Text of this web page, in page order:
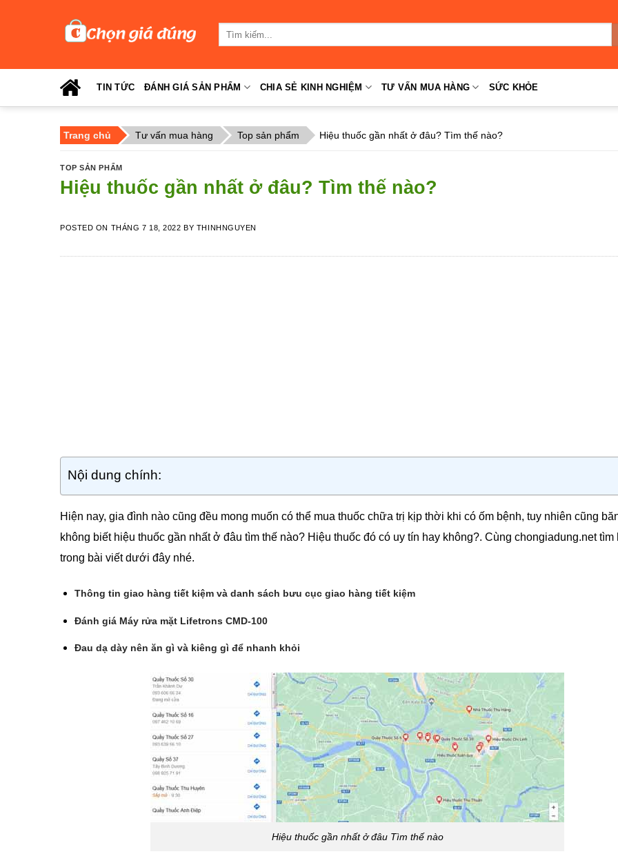
TIN TỨC ĐÁNH GIÁ SẢN PHẨM CHIA SẺ KINH NGHIỆM TƯ VẤN MUA HÀNG SỨC KHỎE
Trang chủ Tư vấn mua hàng Top sản phẩm Hiệu thuốc gần nhất ở đâu? Tìm thế nào?
TOP SẢN PHẨM
Hiệu thuốc gần nhất ở đâu? Tìm thế nào?
POSTED ON THÁNG 7 18, 2022 BY THINHNGUYEN
Nội dung chính:
Hiện nay, gia đình nào cũng đều mong muốn có thể mua thuốc chữa trị kịp thời khi có ốm bệnh, tuy nhiên cũng
không biết hiệu thuốc gần nhất ở đâu tìm thế nào? Hiệu thuốc đó có uy tín hay không?. Cùng chongiadung.net tìm
trong bài viết dưới đây nhé.
Thông tin giao hàng tiết kiệm và danh sách bưu cục giao hàng tiết kiệm
Đánh giá Máy rửa mặt Lifetrons CMD-100
Đau dạ dày nên ăn gì và kiêng gì để nhanh khỏi
Hiệu thuốc gần nhất ở đâu Tìm thế nào